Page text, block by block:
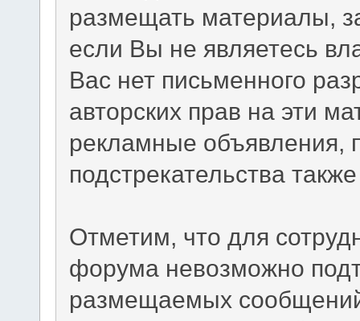
размещать материалы,
если Вы не являетесь
Вас нет письменного
авторских прав на эти
рекламные объявления,
подстрекательства
Отметим, что для
форума невозможно
размещаемых